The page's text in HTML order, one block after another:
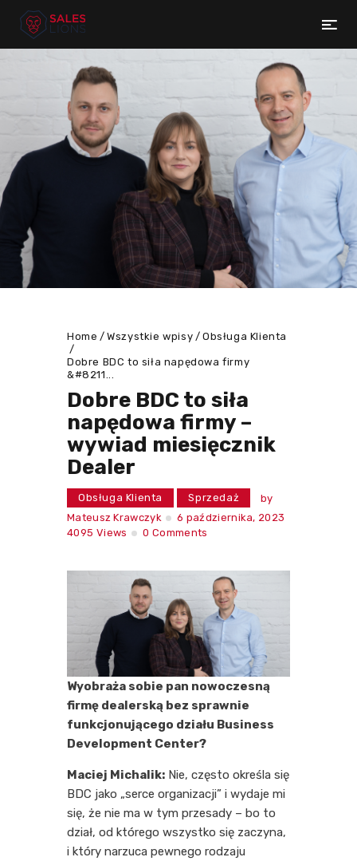
Home Wszystkie wpisy Obsługa Klienta
Dobre BDC to siła napędowa firmy
&#8211...
Dobre BDC to siła
napędowa firmy –
wywiad miesięcznik
Dealer
Obsługa Klienta Sprzedaż
by
Mateusz Krawczyk
6 października, 2023
4095 Views 0 Comments
Wyobraża sobie pan nowoczesną
firmę dealerską bez sprawnie
funkcjonującego działu Business
Development Center?
Maciej Michalik: Nie, często określa się
BDC jako „serce organizacji” i wydaje mi
się, że nie ma w tym przesady – bo to
dział, od którego wszystko się zaczyna,
i który narzuca pewnego rodzaju